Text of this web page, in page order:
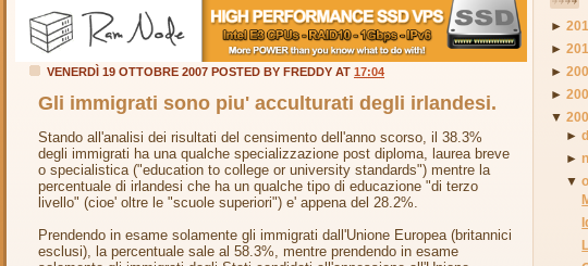
VENERDÌ 19 OTTOBRE 2007 POSTED BY FREDDY AT 17:04
Gli immigrati sono piu' acculturati degli irlandesi.
Stando all'analisi dei risultati del censimento dell'anno scorso, il 38.3%
degli immigrati ha una qualche specializzazione post diploma, laurea breve
o specialistica ("education to college or university standards") mentre la
percentuale di irlandesi che ha un qualche tipo di educazione "di terzo
livello" (cioe' oltre le "scuole superiori") e' appena del 28.2%.
Prendendo in esame solamente gli immigrati dall'Unione Europea (britannici
esclusi), la percentuale sale al 58.3%, mentre prendendo in esame
►
►
►
►
▼
►
►
▼